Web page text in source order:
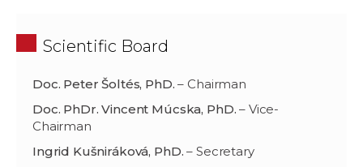
Scientific Board
Doc. Peter Šoltés, PhD. – Chairman
Doc. PhDr. Vincent Múcska, PhD. – Vice-
Chairman
Ingrid Kušniráková, PhD. – Secretary